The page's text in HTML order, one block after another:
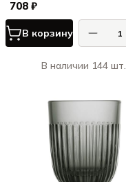
708 ₽
В корзину
В наличии 144 шт.